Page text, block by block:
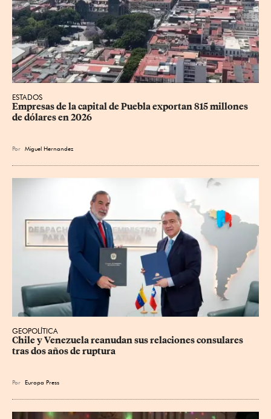
ESTADOS
Empresas de la capital de Puebla exportan 815 millones
de dólares en 2026
Por Miguel Hernandez
GEOPOLÍTICA
Chile y Venezuela reanudan sus relaciones consulares
tras dos años de ruptura
Por Europa Press